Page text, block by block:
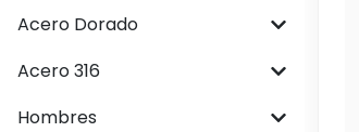
Acero Dorado
Acero 316
Hombres